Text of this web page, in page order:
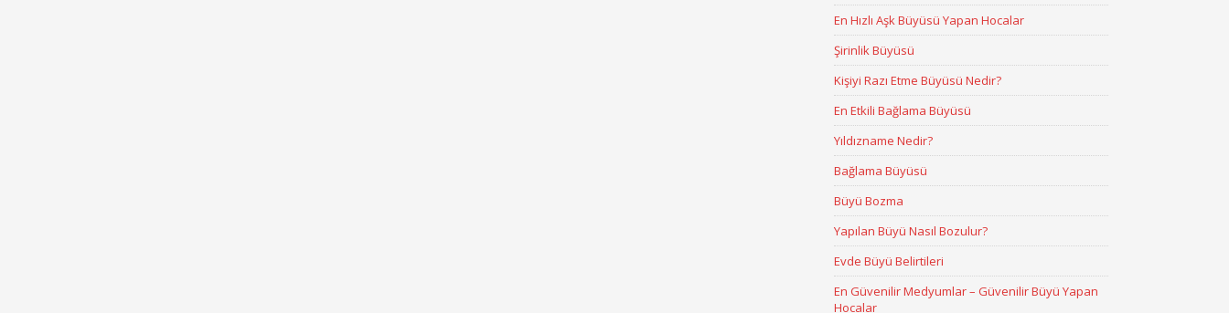
En Hızlı Aşk Büyüsü Yapan Hocalar
Şirinlik Büyüsü
Kişiyi Razı Etme Büyüsü Nedir?
En Etkili Bağlama Büyüsü
Yıldızname Nedir?
Bağlama Büyüsü
Büyü Bozma
Yapılan Büyü Nasıl Bozulur?
Evde Büyü Belirtileri
En Güvenilir Medyumlar – Güvenilir Büyü Yapan
Hocalar